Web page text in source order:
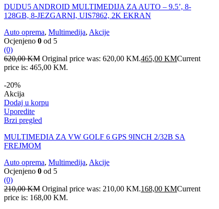
DUDU5 ANDROID MULTIMEDIJA ZA AUTO – 9.5’, 8-
128GB, 8-JEZGARNI, UIS7862, 2K EKRAN
Auto oprema, Multimedija, Akcije
Ocjenjeno 0 od 5
(0)
620,00KM Original price was: 620,00 KM.465,00 KMCurrent
price is: 465,00 KM.
-20%
Akcija
Dodaj u korpu
Uporedite
Brzi pregled
MULTIMEDIA ZA VW GOLF 6 GPS 9INCH 2/32B SA
FREJMOM
Auto oprema, Multimedija, Akcije
Ocjenjeno 0 od 5
(0)
210,00KM Original price was: 210,00 KM.168,00 KMCurrent
price is: 168,00 KM.